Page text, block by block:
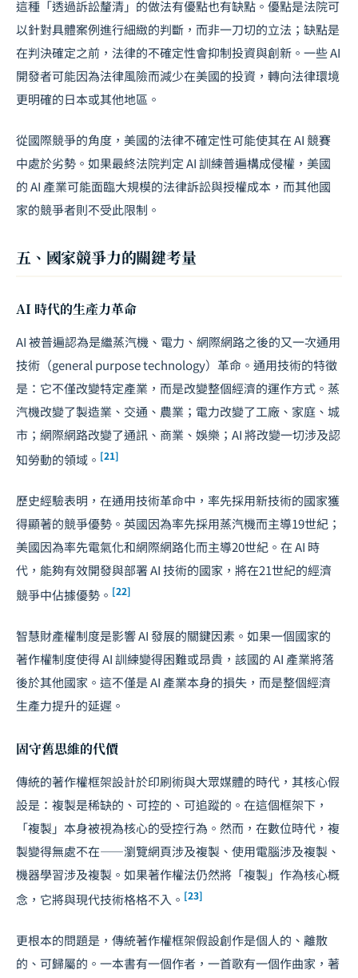
這種「透過訴訟釐清」的做法有優點也有缺點。優點是法院可
以針對具體案例進行細緻的判斷，而非一刀切的立法；缺點是
在判決確定之前，法律的不確定性會抑制投資與創新。一些 AI
開發者可能因為法律風險而減少在美國的投資，轉向法律環境
更明確的日本或其他地區。
從國際競爭的角度，美國的法律不確定性可能使其在 AI 競賽
中處於劣勢。如果最終法院判定 AI 訓練普遍構成侵權，美國
的 AI 產業可能面臨大規模的法律訴訟與授權成本，而其他國
家的競爭者則不受此限制。
五、國家競爭力的關鍵考量
AI 時代的生產力革命
AI 被普遍認為是繼蒸汽機、電力、網際網路之後的又一次通用
技術（general purpose technology）革命。通用技術的特徵
是：它不僅改變特定產業，而是改變整個經濟的運作方式。蒸
汽機改變了製造業、交通、農業；電力改變了工廠、家庭、城
市；網際網路改變了通訊、商業、娛樂；AI 將改變一切涉及認
知勞動的領域。 [21]
歷史經驗表明，在通用技術革命中，率先採用新技術的國家獲
得顯著的競爭優勢。英國因為率先採用蒸汽機而主導19世紀；
美國因為率先電氣化和網際網路化而主導20世紀。在 AI 時
代，能夠有效開發與部署 AI 技術的國家，將在21世紀的經濟
競爭中佔據優勢。 [22]
智慧財產權制度是影響 AI 發展的關鍵因素。如果一個國家的
著作權制度使得 AI 訓練變得困難或昂貴，該國的 AI 產業將落
後於其他國家。這不僅是 AI 產業本身的損失，而是整個經濟
生產力提升的延遲。
固守舊思維的代價
傳統的著作權框架設計於印刷術與大眾媒體的時代，其核心假
設是：複製是稀缺的、可控的、可追蹤的。在這個框架下，
「複製」本身被視為核心的受控行為。然而，在數位時代，複
製變得無處不在——瀏覽網頁涉及複製、使用電腦涉及複製、
機器學習涉及複製。如果著作權法仍然將「複製」作為核心概
念，它將與現代技術格格不入。 [23]
更根本的問題是，傳統著作權框架假設創作是個人的、離散
的、可歸屬的。一本書有一個作者，一首歌有一個作曲家，著